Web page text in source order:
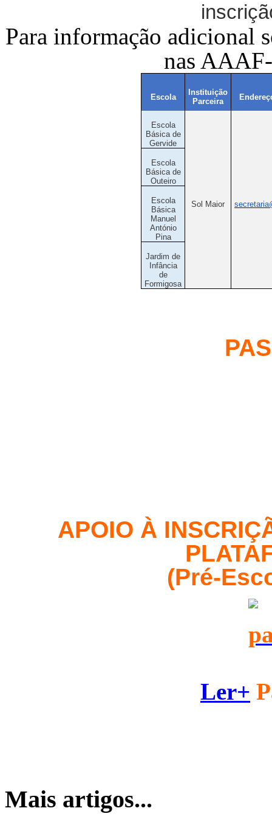
Para informação adicional
nas
Escola
Instituição
Parceira
Escola
Básica de
Gervide
Sol Maior
Escola
Básica de
Outeiro
Escola
Básica
Manuel
António
Pina
Jardim de
Infância
de
Formigosa
APOIO À
(Pré-
Ler+
Mais artigos...